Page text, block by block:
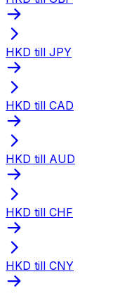
HKD till JPY
HKD till CAD
HKD till AUD
HKD till CHF
HKD till CNY